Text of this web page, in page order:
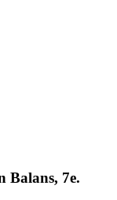
Balans, 7e.